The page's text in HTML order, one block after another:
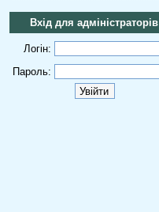
Вхід для адміністраторів
Логін:
Пароль: